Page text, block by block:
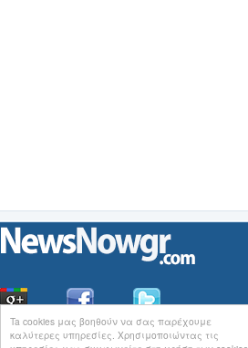
Ta cookies μας βοηθούν να σας παρέχουμε
καλύτερες υπηρεσίες. Χρησιμοποιώντας τις
ΟιΕιδήσεις του NewsNowgr.com στοiNews